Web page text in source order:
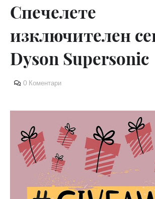
Спечелете
изключителен
Dyson Supersonic
0 Коментари